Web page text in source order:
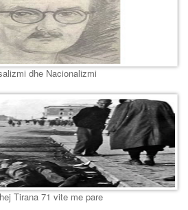
dhe Nacionalizmi
Tirana 71 vite me pare